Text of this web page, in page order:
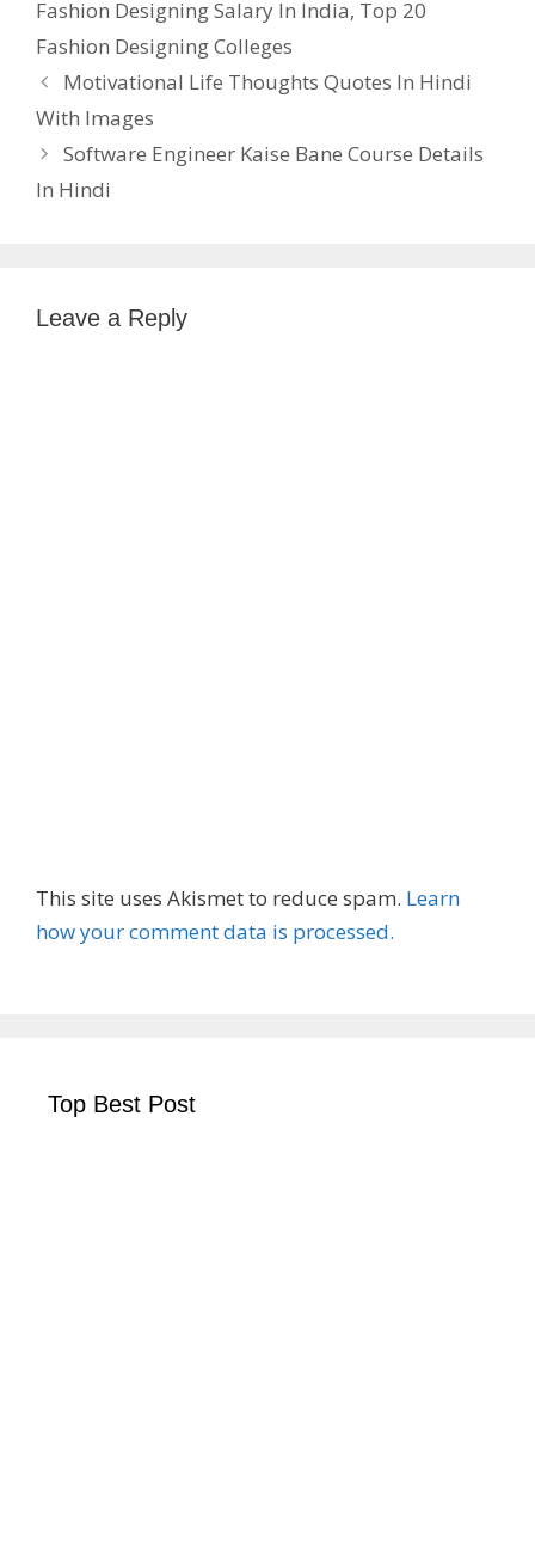
Fashion Designing Salary In India, Top 20
Fashion Designing Colleges
Motivational Life Thoughts Quotes In Hindi
With Images
Software Engineer Kaise Bane Course Details
In Hindi
Leave a Reply
This site uses Akismet to reduce spam. Learn
how your comment data is processed.
Top Best Post